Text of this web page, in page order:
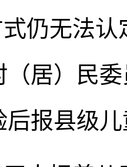
仍无法认
（居）民
后报县级